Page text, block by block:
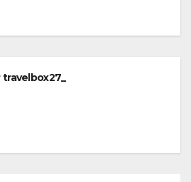
travelbox27_